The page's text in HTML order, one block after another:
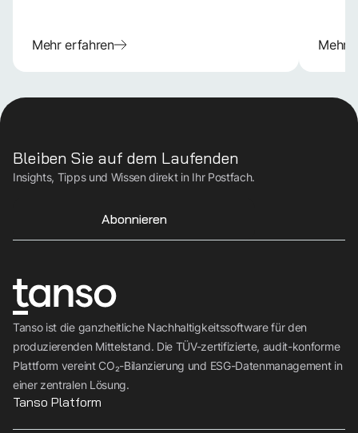
Mehr erfahren Mehr
Tanso ist die ganzheitliche Nachhaltigkeitssoftware für den
produzierenden Mittelstand. Die TÜV-zertifizierte, audit-konforme
Plattform vereint CO₂-Bilanzierung und ESG-Datenmanagement in
einer zentralen Lösung.
Bleiben Sie auf dem Laufenden
Insights, Tipps und Wissen direkt in Ihr Postfach.
Abonnieren
Tanso Platform